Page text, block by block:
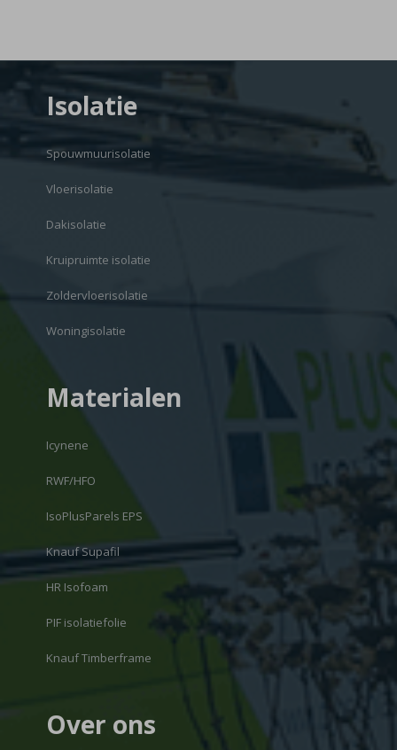
Isolatie
Spouwmuurisolatie
Vloerisolatie
Dakisolatie
Kruipruimte isolatie
Zoldervloerisolatie
Woningisolatie
Materialen
Icynene
RWF/HFO
IsoPlusParels EPS
Knauf Supafil
HR Isofoam
PIF isolatiefolie
Knauf Timberframe
Over ons